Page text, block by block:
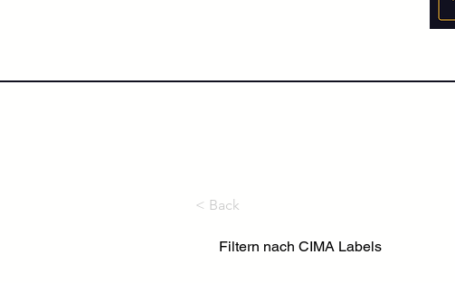
< Back
Filtern nach CIMA Labels